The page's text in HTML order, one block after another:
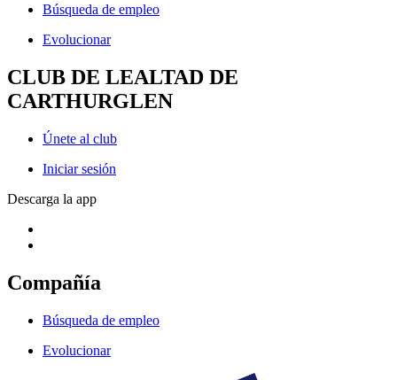
Búsqueda de empleo
Evolucionar
CLUB DE LEALTAD DE
CARTHURGLEN
Únete al club
Iniciar sesión
Descarga la app
Compañía
Búsqueda de empleo
Evolucionar